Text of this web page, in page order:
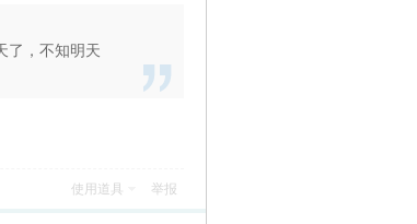
了，不知明天
使用道具 举报